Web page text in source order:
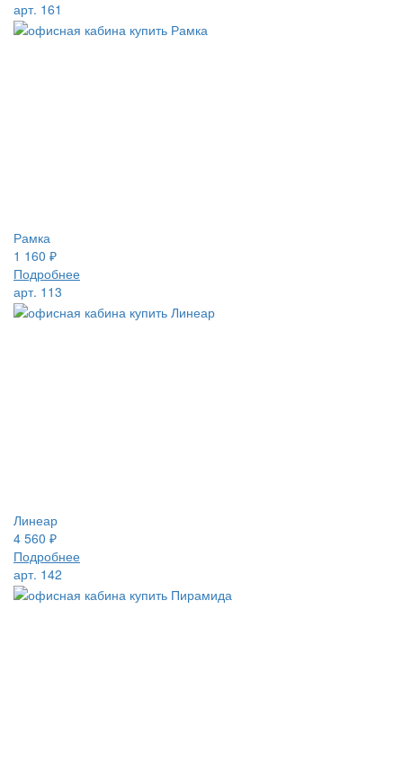
арт. 161
Рамка
1 160 ₽
Подробнее
арт. 113
Линеар
4 560 ₽
Подробнее
арт. 142